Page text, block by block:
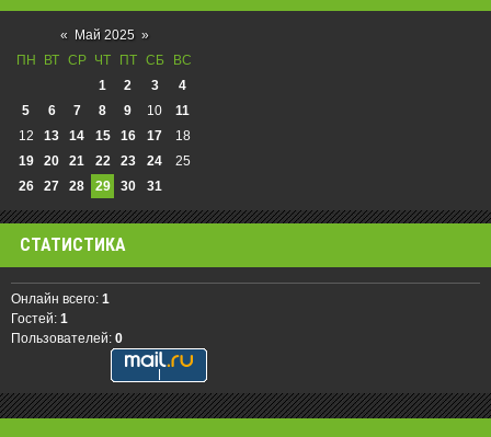
« Май 2025 »
ПН
ВТ СР ЧТ ПТ СБ
ВС
1
2 3
4
5
6 7 8 9 10
11
12
13 14 15 16 17
18
19
20 21 22 23 24
25
26
27 28 29 30 31
СТАТИСТИКА
Онлайн всего: 1
Гостей: 1
Пользователей: 0